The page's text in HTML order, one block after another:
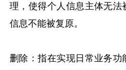
理，使得个人信息主体无法
信息不能被复原。
删除：指在实现日常业务功